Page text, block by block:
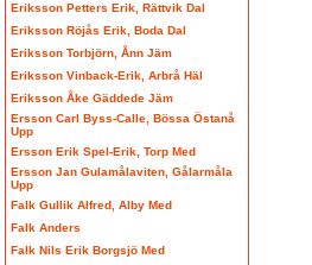
Eriksson Petters Erik, Rättvik Dal
Eriksson Röjås Erik, Boda Dal
Eriksson Torbjörn, Ånn Jäm
Eriksson Vinback-Erik, Arbrå Häl
Eriksson Åke Gäddede Jäm
Ersson Carl Byss-Calle, Bössa Östanå
Upp
Ersson Erik Spel-Erik, Torp Med
Ersson Jan Gulamålaviten, Gålarmåla
Upp
Falk Gullik Alfred, Alby Med
Falk Anders
Falk Nils Erik Borgsjö Med